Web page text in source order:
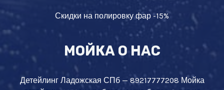
Скидки на полировку фар -15%
МОЙКА О НАС
Детейлинг Ладожская СПб — 89217777208 Мойка